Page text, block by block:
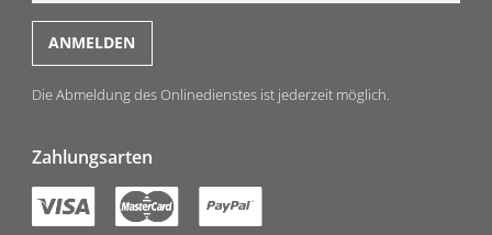
Die Abmeldung des Onlinedienstes ist jederzeit möglich.
Zahlungsarten